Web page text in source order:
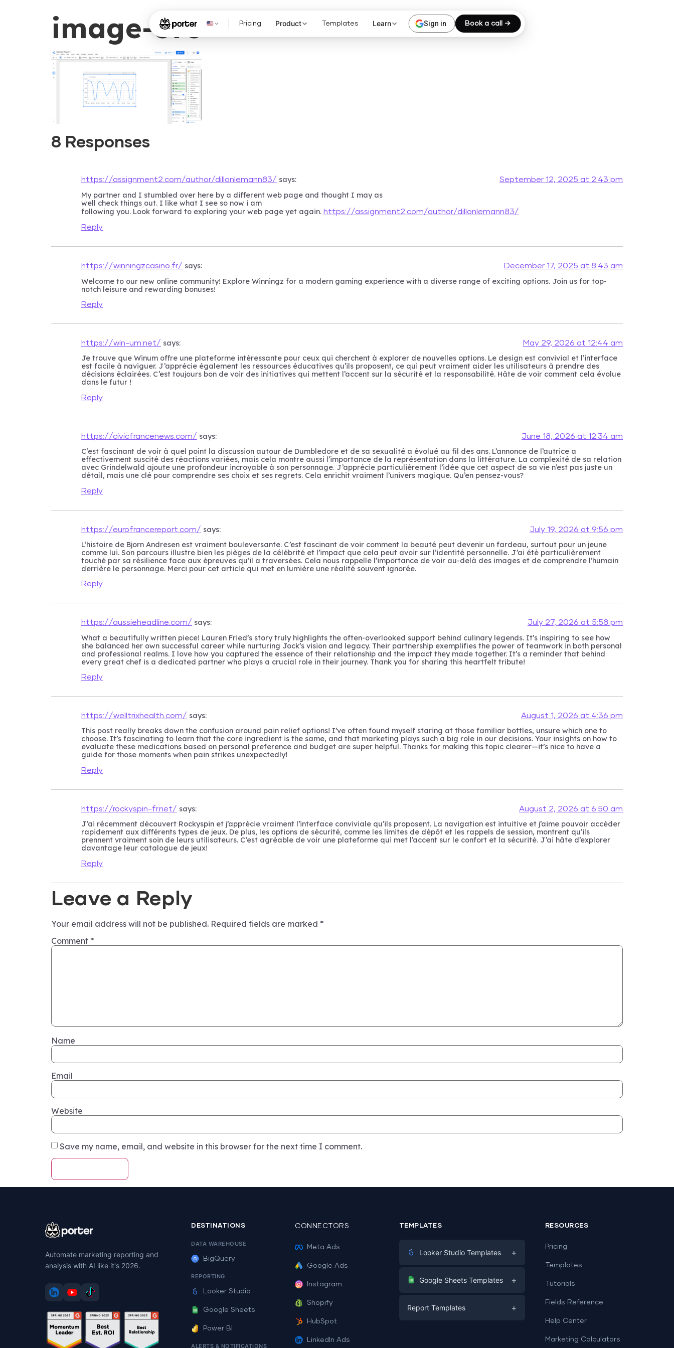
Pricing Product Templates Learn Sign in Book a call →
image-375
8 Responses
https://assignment2.com/author/dillonlemann83/ says: September 12, 2025 at 2:43 pm
My partner and I stumbled over here by a different web page and thought I may as
well check things out. I like what I see so now i am
following you. Look forward to exploring your web page yet again. https://assignment2.com/author/dillonlemann83/
Reply
https://winningzcasino.fr/ says: December 17, 2025 at 8:43 am
Welcome to our new online community! Explore Winningz for a modern gaming experience with a diverse range of exciting options. Join us for top-
notch leisure and rewarding bonuses!
Reply
https://win-um.net/ says: May 29, 2026 at 12:44 am
Je trouve que Winum offre une plateforme intéressante pour ceux qui cherchent à explorer de nouvelles options. Le design est convivial et l’interface
est facile à naviguer. J’apprécie également les ressources éducatives qu’ils proposent, ce qui peut vraiment aider les utilisateurs à prendre des
décisions éclairées. C’est toujours bon de voir des initiatives qui mettent l’accent sur la sécurité et la responsabilité. Hâte de voir comment cela évolue
dans le futur !
Reply
https://civicfrancenews.com/ says: June 18, 2026 at 12:34 am
C’est fascinant de voir à quel point la discussion autour de Dumbledore et de sa sexualité a évolué au fil des ans. L’annonce de l’autrice a
effectivement suscité des réactions variées, mais cela montre aussi l’importance de la représentation dans la littérature. La complexité de sa relation
avec Grindelwald ajoute une profondeur incroyable à son personnage. J’apprécie particulièrement l’idée que cet aspect de sa vie n’est pas juste un
détail, mais une clé pour comprendre ses choix et ses regrets. Cela enrichit vraiment l’univers magique. Qu’en pensez-vous?
Reply
https://eurofrancereport.com/ says: July 19, 2026 at 9:56 pm
L’histoire de Bjorn Andresen est vraiment bouleversante. C’est fascinant de voir comment la beauté peut devenir un fardeau, surtout pour un jeune
comme lui. Son parcours illustre bien les pièges de la célébrité et l’impact que cela peut avoir sur l’identité personnelle. J’ai été particulièrement
touché par sa résilience face aux épreuves qu’il a traversées. Cela nous rappelle l’importance de voir au-delà des images et de comprendre l’humain
derrière le personnage. Merci pour cet article qui met en lumière une réalité souvent ignorée.
Reply
https://aussieheadline.com/ says: July 27, 2026 at 5:58 pm
What a beautifully written piece! Lauren Fried’s story truly highlights the often-overlooked support behind culinary legends. It’s inspiring to see how
she balanced her own successful career while nurturing Jock’s vision and legacy. Their partnership exemplifies the power of teamwork in both personal
and professional realms. I love how you captured the essence of their relationship and the impact they made together. It’s a reminder that behind
every great chef is a dedicated partner who plays a crucial role in their journey. Thank you for sharing this heartfelt tribute!
Reply
https://welltrixhealth.com/ says: August 1, 2026 at 4:36 pm
This post really breaks down the confusion around pain relief options! I’ve often found myself staring at those familiar bottles, unsure which one to
choose. It’s fascinating to learn that the core ingredient is the same, and that marketing plays such a big role in our decisions. Your insights on how to
evaluate these medications based on personal preference and budget are super helpful. Thanks for making this topic clearer—it’s nice to have a
guide for those moments when pain strikes unexpectedly!
Reply
https://rockyspin-fr.net/ says: August 2, 2026 at 6:50 am
J’ai récemment découvert Rockyspin et j’apprécie vraiment l’interface conviviale qu’ils proposent. La navigation est intuitive et j’aime pouvoir accéder
rapidement aux différents types de jeux. De plus, les options de sécurité, comme les limites de dépôt et les rappels de session, montrent qu’ils
prennent vraiment soin de leurs utilisateurs. C’est agréable de voir une plateforme qui met l’accent sur le confort et la sécurité. J’ai hâte d’explorer
davantage leur catalogue de jeux!
Reply
Leave a Reply
Your email address will not be published. Required fields are marked *
Comment *
Name
Email
Website
Save my name, email, and website in this browser for the next time I comment.
Automate marketing reporting and
analysis with AI like it's 2026.
DESTINATIONS
DATA WAREHOUSE
BigQuery
REPORTING
Looker Studio
Google Sheets
Power BI
ALERTS & NOTIFICATIONS
CONNECTORS
Meta Ads
Google Ads
Instagram
Shopify
HubSpot
LinkedIn Ads
TEMPLATES
Looker Studio Templates +
Digital Marketing
PPC
Google Sheets Templates +
Report Templates +
RESOURCES
Pricing
Templates
Tutorials
Fields Reference
Help Center
Marketing Calculators